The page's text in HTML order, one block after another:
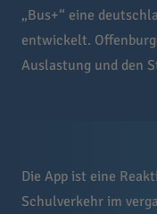
„Bus+“ eine
entwickelt.
Auslastung und den
Die App ist eine
Schulverkehr im